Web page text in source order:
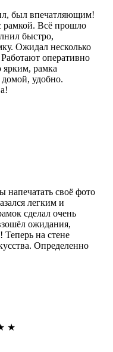
был впечатляющим!
рамкой. Всё прошло
быстро,
Ожидал несколько
оперативно
рамка
удобно.
своё фото
легким и
сделал очень
ожидания,
Теперь на стене
Определенно
★